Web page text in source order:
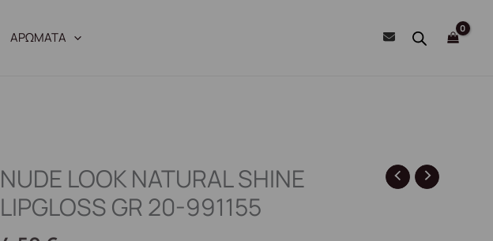
ΑΡΩΜΑΤΑ
NUDE LOOK NATURAL SHINE
LIPGLOSS GR 20-991155
NUDE
LOOK
NATURAL